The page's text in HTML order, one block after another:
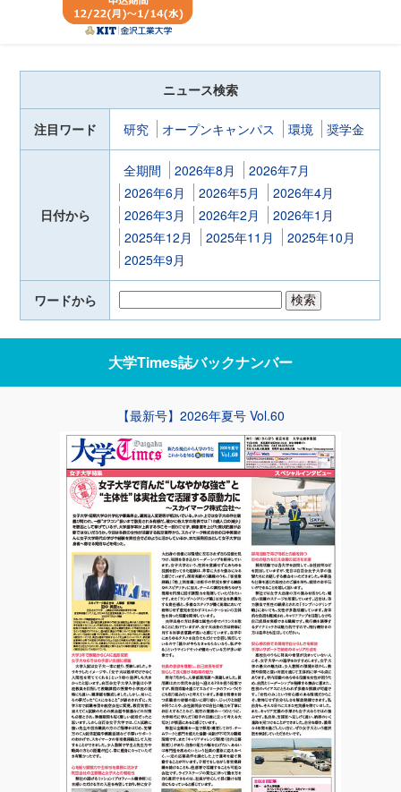
ニュース検索
注目ワード 研究 オープンキャンパス 環境 奨学金
日付から
全期間 2026年8月
2026年7月
2026年6月
2026年5月
2026年4月
2026年3月
2026年2月
2026年1月
2025年12月
2025年11月
2025年10月
2025年9月
ワードから
大学Times誌バックナンバー
【最新号】2026年夏号 Vol.60